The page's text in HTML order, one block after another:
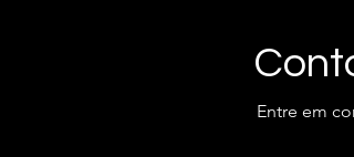
Entre em